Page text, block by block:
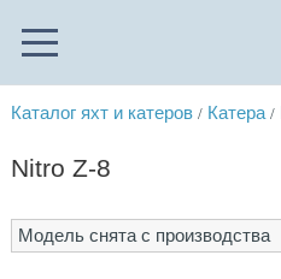
Каталог яхт и катеров / Катера /
Nitro Z-8
Модель снята с производства